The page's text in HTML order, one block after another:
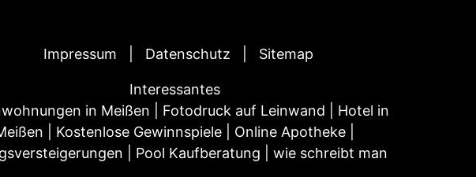
Impressum Datenschutz Sitemap
Interessantes
in Meißen
Fotodruck auf Leinwand
Hotel in
Kostenlose Gewinnspiele Online Apotheke
Pool Kaufberatung wie schreibt man